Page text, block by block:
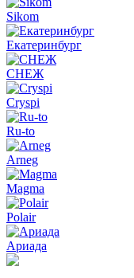
Sikom
Екатеринбург
СНЕЖ
Cryspi
Ru-to
Arneg
Magma
Polair
Ариада